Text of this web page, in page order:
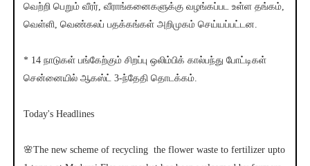
வெற்றி பெறும் வீரர், வீராங்கனைகளுக்கு வழங்கப்பட உள்ள தங்கம்,
வெள்ளி, வெண்கலப் பதக்கங்கள் அறிமுகம் செய்யப்பட்டன.
* 14 நாடுகள் பங்கேற்கும் சிறப்பு ஒலிம்பிக் கால்பந்து போட்டிகள்
சென்னையில் ஆகஸ்ட் 3-ந்தேதி தொடக்கம்.
Today's Headlines
🌸The new scheme of recycling the flower waste to fertilizer upto